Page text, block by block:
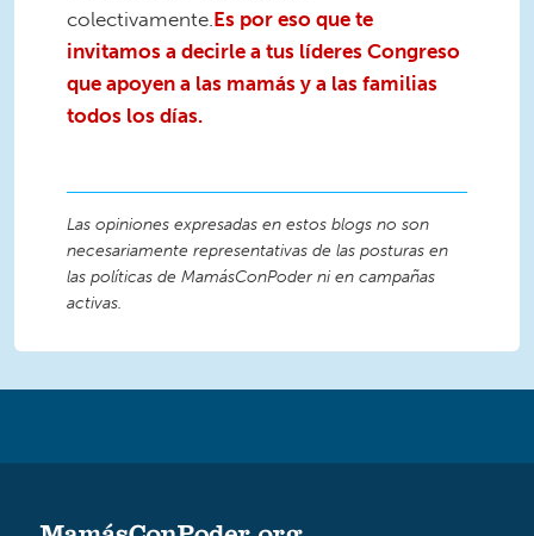
colectivamente. Es por eso que te
invitamos a decirle a tus líderes Congreso
que apoyen a las mamás y a las familias
todos los días.
Las opiniones expresadas en estos blogs no son
necesariamente representativas de las posturas en
las políticas de MamásConPoder ni en campañas
activas.